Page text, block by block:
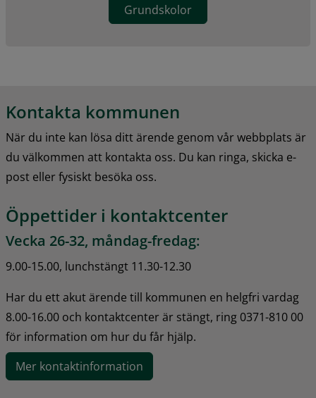
Grundskolor
Kontakta kommunen
När du inte kan lösa ditt ärende genom vår webbplats är
du välkommen att kontakta oss. Du kan ringa, skicka e-
post eller fysiskt besöka oss.
Öppettider i kontaktcenter
Vecka 26-32, måndag-fredag:
9.00-15.00, lunchstängt 11.30-12.30
Har du ett akut ärende till kommunen en helgfri vardag
8.00-16.00 och kontaktcenter är stängt, ring 0371-810 00
för information om hur du får hjälp.
Mer kontaktinformation